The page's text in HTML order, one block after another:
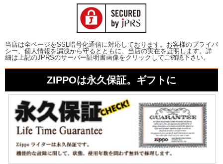
当店は全ページをSSL暗号化通信に対応しております。お客様のプライバ
シー、個人情報を漏洩から守るとともに、当店の実在を証明します。詳
細は上記のJPRSのサーバー証明書画像をクリックしてご確認下さい。
ZIPPOは永久保証。ギフトに